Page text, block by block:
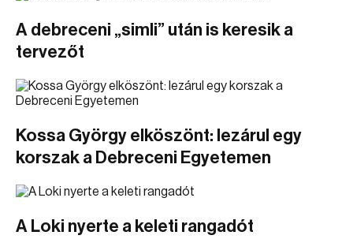
A debreceni „simli” után is keresik a
tervezőt
Kossa György elköszönt: lezárul egy
korszak a Debreceni Egyetemen
A Loki nyerte a keleti rangadót